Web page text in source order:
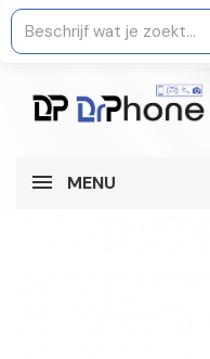
MENU